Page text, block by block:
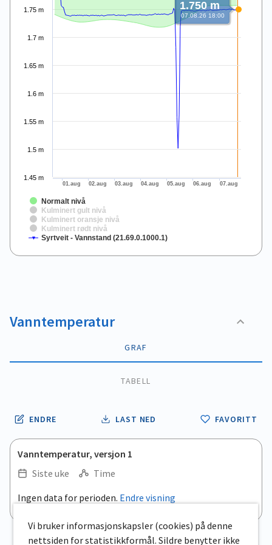
Normalt nivå
Kulminert gult nivå
Kulminert oransje nivå
Kulminert rødt nivå
Syrtveit - Vannstand (21.69.0.1000.1)
1.5 m
1.6 m
1.7 m
1.45 m
1.55 m
1.65 m
1.75 m
01.aug 02.aug 03.aug 04.aug 05.aug 06.aug 07.aug
1.750 m
07.08.26 18:00
End of interactive chart.
Vanntemperatur
GRAF
TABELL
ENDRE LAST NED FAVORITT
Vanntemperatur, versjon 1
Siste uke
Time
.
View as data table, .
Ingen data for perioden. Endre visning
Vi bruker informasjonskapsler (cookies) på denne
nettsiden for statistikkformål. Sildre benytter ikke